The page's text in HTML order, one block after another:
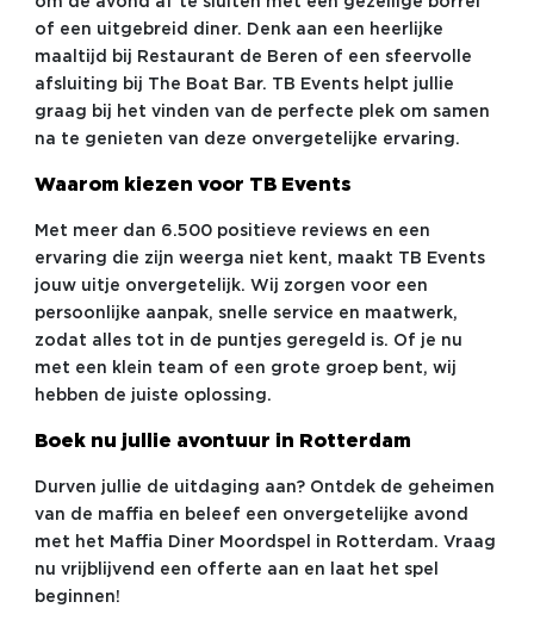
of een uitgebreid diner. Denk aan een heerlijke
maaltijd bij Restaurant de Beren of een sfeervolle
afsluiting bij The Boat Bar. TB Events helpt jullie
graag bij het vinden van de perfecte plek om samen
na te genieten van deze onvergetelijke ervaring.
Waarom kiezen voor TB Events
Met meer dan 6.500 positieve reviews en een
ervaring die zijn weerga niet kent, maakt TB Events
jouw uitje onvergetelijk. Wij zorgen voor een
persoonlijke aanpak, snelle service en maatwerk,
zodat alles tot in de puntjes geregeld is. Of je nu
met een klein team of een grote groep bent, wij
hebben de juiste oplossing.
Boek nu jullie avontuur in Rotterdam
Durven jullie de uitdaging aan? Ontdek de geheimen
van de maffia en beleef een onvergetelijke avond
met het Maffia Diner Moordspel in Rotterdam. Vraag
nu vrijblijvend een offerte aan en laat het spel
beginnen!